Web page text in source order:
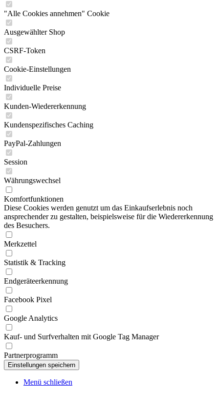
"Alle Cookies annehmen" Cookie
Ausgewählter Shop
CSRF-Token
Cookie-Einstellungen
Individuelle Preise
Kunden-Wiedererkennung
Kundenspezifisches Caching
PayPal-Zahlungen
Session
Währungswechsel
Komfortfunktionen
Diese Cookies werden genutzt um das Einkaufserlebnis noch
ansprechender zu gestalten, beispielsweise für die Wiedererkennung
des Besuchers.
Merkzettel
Statistik & Tracking
Endgeräteerkennung
Facebook Pixel
Google Analytics
Kauf- und Surfverhalten mit Google Tag Manager
Partnerprogramm
Menü schließen